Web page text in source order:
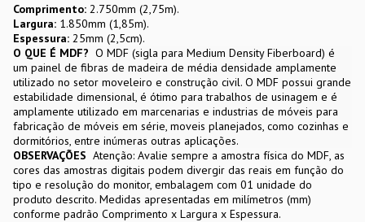
Comprimento: 2.750mm (2,75m).
Largura: 1.850mm (1,85m).
Espessura: 25mm (2,5cm).
O QUE É MDF? O MDF (sigla para Medium Density Fiberboard) é
um painel de fibras de madeira de média densidade amplamente
utilizado no setor moveleiro e construção civil. O MDF possui grande
estabilidade dimensional, é ótimo para trabalhos de usinagem e é
amplamente utilizado em marcenarias e industrias de móveis para
fabricação de móveis em série, moveis planejados, como cozinhas e
dormitórios, entre inúmeras outras aplicações.
OBSERVAÇÕES Atenção: Avalie sempre a amostra física do MDF, as
cores das amostras digitais podem divergir das reais em função do
tipo e resolução do monitor, embalagem com 01 unidade do
produto descrito. Medidas apresentadas em milímetros (mm)
conforme padrão Comprimento x Largura x Espessura.